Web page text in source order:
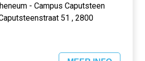
- Campus Caputsteen
51 , 2800